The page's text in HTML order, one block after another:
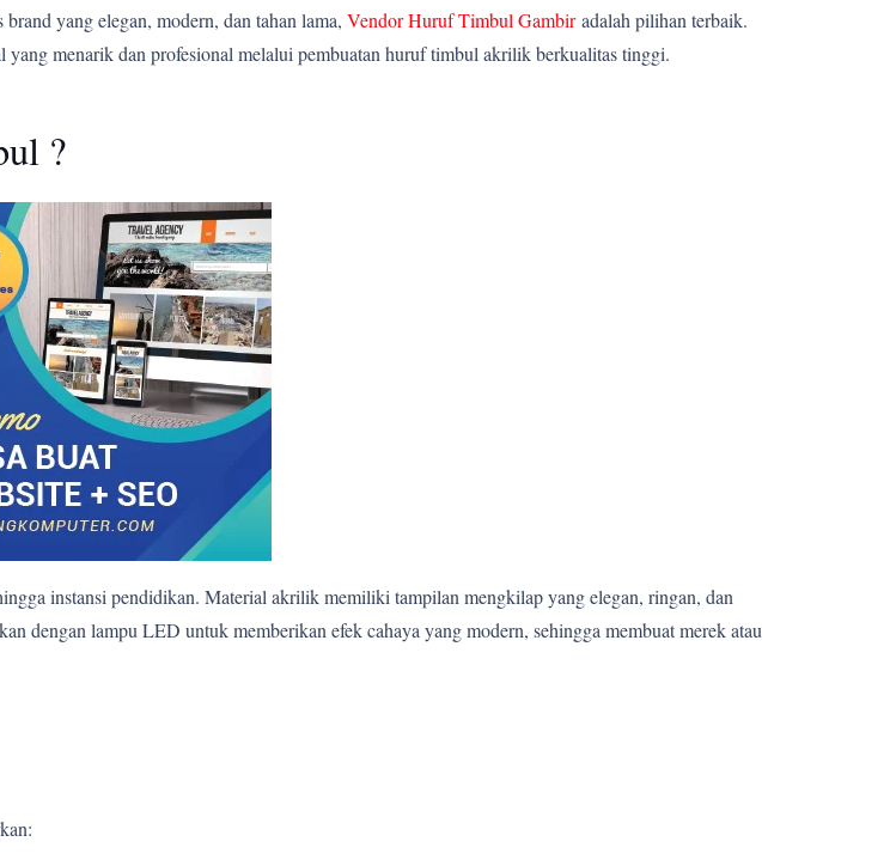
yang elegan, modern, dan tahan lama, Vendor Huruf Timbul Gambiradalah pilihan terbaik.
menarik dan profesional melalui pembuatan huruf timbul akrilik berkualitas tinggi.
?
instansi pendidikan. Material akrilik memiliki tampilan mengkilap yang elegan, ringan, dan
dengan lampu LED untuk memberikan efek cahaya yang modern, sehingga membuat merek atau